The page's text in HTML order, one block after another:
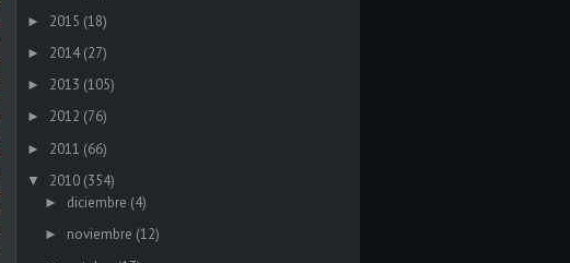
► 2015 (18)
► 2014 (27)
► 2013 (105)
► 2012 (76)
► 2011 (66)
▼ 2010 (354)
► diciembre (4)
► noviembre (12)